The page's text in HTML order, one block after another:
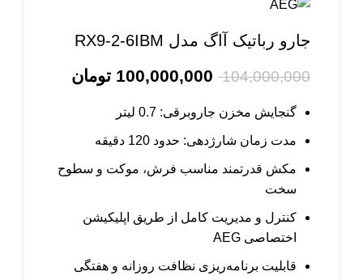
جارو رباتیک آاگ مدل RX9-2-6IBM
104,000,000
100,000,000 تومان
گنجایش مخزن جاروبرقی: 0.7 لیتر
مدت زمان شارژدهی: حدود 120 دقیقه
مکش قدرتمند مناسب فرش، موکت و سطوح
سخت
کنترل و مدیریت کامل از طریق اپلیکیشن
اختصاصی AEG
قابلیت برنامه‌ریزی نظافت روزانه و هفتگی